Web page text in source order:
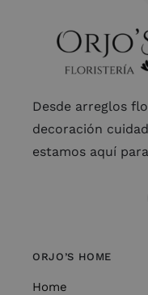
Desde arreglos
decoración
estamos aquí
ORJO’S HOME
Home